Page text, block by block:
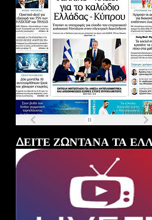
ΔΕΙΤΕ ΖΩΝΤΑΝΑ ΤΑ